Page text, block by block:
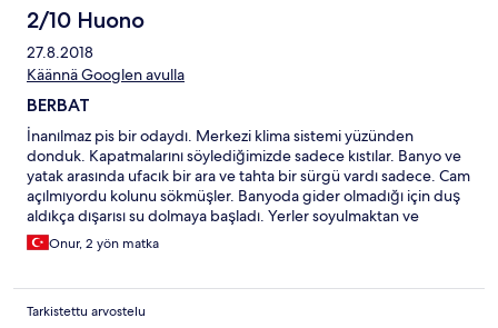
2/10 Huono
27.8.2018
Käännä Googlen avulla
BERBAT
İnanılmaz pis bir odaydı. Merkezi klima sistemi yüzünden
donduk. Kapatmalarını söylediğimizde sadece kıstılar. Banyo ve
yatak arasında ufacık bir ara ve tahta bir sürgü vardı sadece. Cam
açılmıyordu kolunu sökmüşler. Banyoda gider olmadığı için duş
aldıkça dışarısı su dolmaya başladı. Yerler soyulmaktan ve
pislikten simsiyahtı. Çarşaflar lekeli, yastıklar taş gibiydi. Kısaca
özetlersem hotel değil hostel hatta hostelden bile daha vasattı.
ve temizlik dersi vermeli. Bir daha da bu siteyi asla tercih etmem
ilk ve son oldu.
Onur, 2 yön matka
Tarkistettu arvostelu